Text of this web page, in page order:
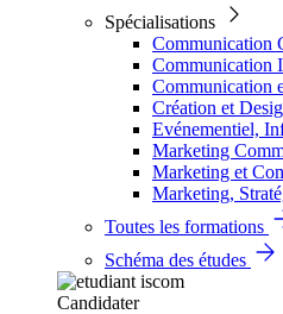
Spécialisations
Communication
Communication
Communication
Création et
Evénementiel,
Marketing
Marketing et
Marketing,
Toutes les formations
Schéma des études
Candidater